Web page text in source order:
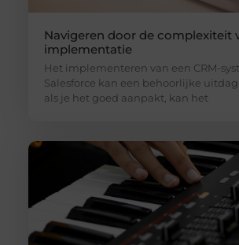
Navigeren door de complexiteit
implementatie
Het implementeren van een CRM-
Salesforce kan een behoorlijke
als je het goed aanpakt, kan het